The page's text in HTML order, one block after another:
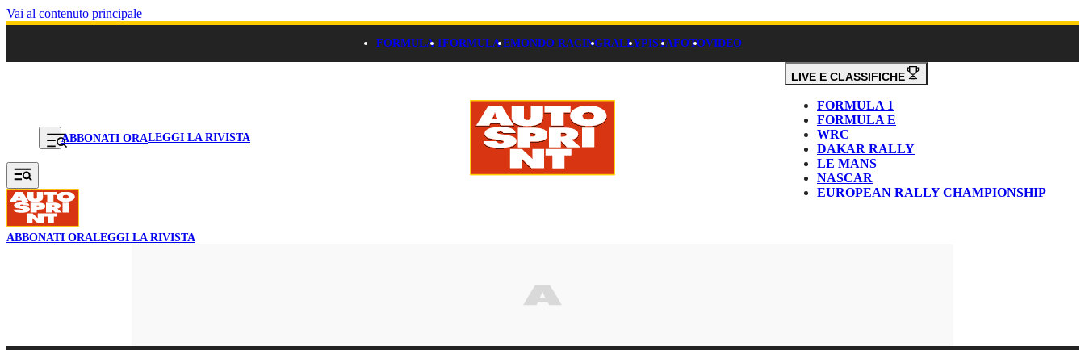
Vai al contenuto principale
FORMULA 1FORMULA EMONDO RACINGRALLYPISTAFOTOVIDEO
ABBONATI ORALEGGI LA RIVISTA
LIVE E CLASSIFICHE
FORMULA 1
FORMULA E
WRC
DAKAR RALLY
LE MANS
NASCAR
EUROPEAN RALLY CHAMPIONSHIP
ABBONATI ORALEGGI LA RIVISTA